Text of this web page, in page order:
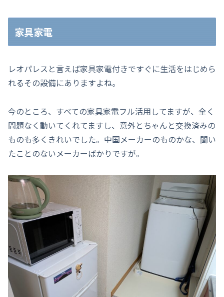
家具家電
レオパレスと言えば家具家電付きですぐに生活をはじめら
れるその設備にありますよね。
今のところ、すべての家具家電フル活用してますが、全く
問題なく動いてくれてますし、意外とちゃんと交換済みの
ものも多くきれいでした。中国メーカーのものかな、聞い
たことのないメーカーばかりですが。